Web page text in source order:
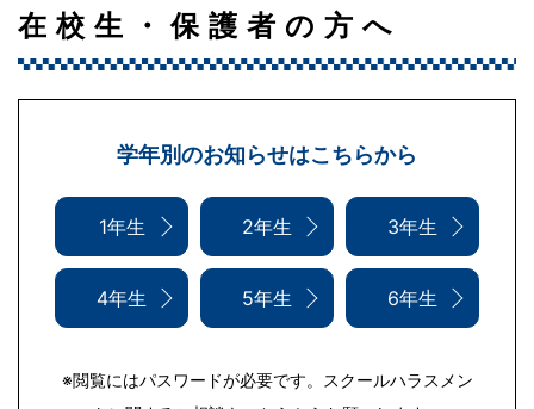
在校生・保護者の方へ
学年別のお知らせはこちらから
1年生 2年生 3年生
4年生 5年生 6年生
※閲覧にはパスワードが必要です。スクールハラスメン